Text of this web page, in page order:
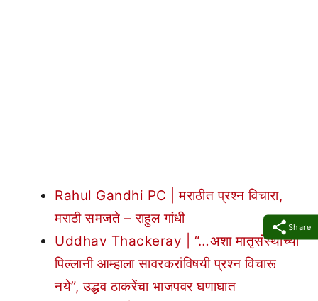
Share
Rahul Gandhi PC | मराठीत प्रश्न विचारा,
मराठी समजते – राहुल गांधी
Uddhav Thackeray | “…अशा मातृसंस्थांच्या
पिल्लानी आम्हाला सावरकरांविषयी प्रश्न विचारू
नये”, उद्धव ठाकरेंचा भाजपवर घणाघात